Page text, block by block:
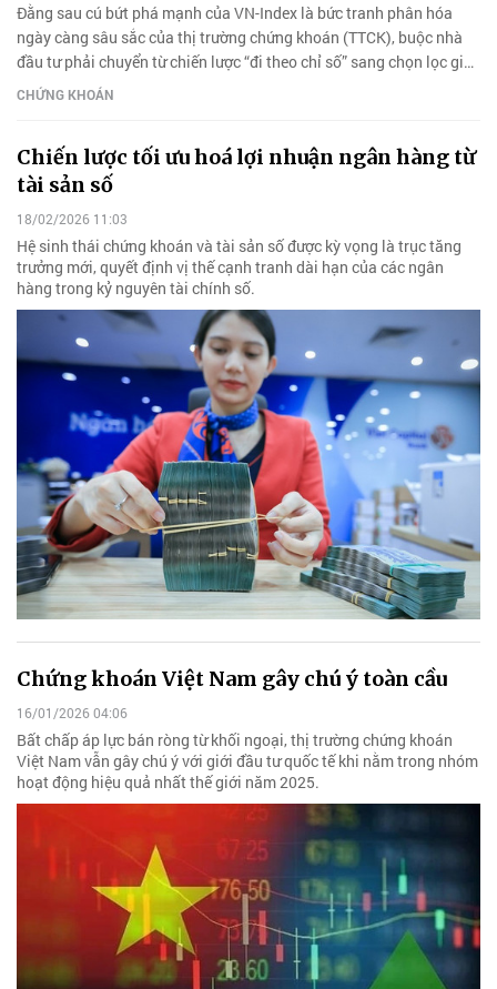
Đằng sau cú bứt phá mạnh của VN-Index là bức tranh phân hóa
ngày càng sâu sắc của thị trường chứng khoán (TTCK), buộc nhà
đầu tư phải chuyển từ chiến lược “đi theo chỉ số” sang chọn lọc giá
trị thực.
CHỨNG KHOÁN
Chiến lược tối ưu hoá lợi nhuận ngân hàng từ
tài sản số
18/02/2026 11:03
Hệ sinh thái chứng khoán và tài sản số được kỳ vọng là trục tăng
trưởng mới, quyết định vị thế cạnh tranh dài hạn của các ngân
hàng trong kỷ nguyên tài chính số.
Chứng khoán Việt Nam gây chú ý toàn cầu
16/01/2026 04:06
Bất chấp áp lực bán ròng từ khối ngoại, thị trường chứng khoán
Việt Nam vẫn gây chú ý với giới đầu tư quốc tế khi nằm trong nhóm
hoạt động hiệu quả nhất thế giới năm 2025.